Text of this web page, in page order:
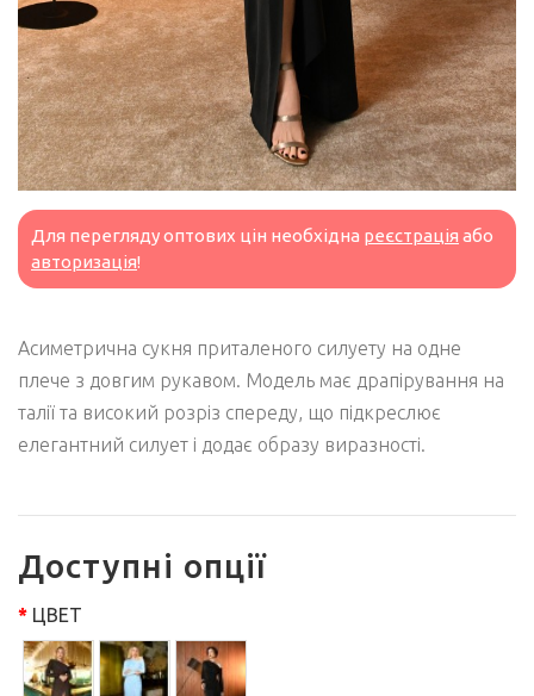
Для перегляду оптових цін необхідна реєстрація або
авторизація!
Асиметрична сукня приталеного силуету на одне
плече з довгим рукавом. Модель має драпірування на
талії та високий розріз спереду, що підкреслює
елегантний силует і додає образу виразності.
Доступні опції
ЦВЕТ